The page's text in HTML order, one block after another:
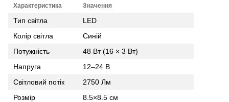
Характеристика Значення
Тип світла
LED
Колір світла
Синій
Потужність
48 Вт (16 × 3 Вт)
Напруга
12–24 В
Світловий потік
2750 Лм
Розмір
8.5×8.5 см